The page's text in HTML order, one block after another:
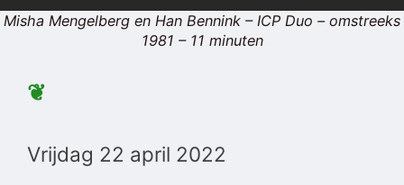
Misha Mengelberg en Han Bennink – ICP Duo – omstreeks
1981 – 11 minuten
❦
Vrijdag 22 april 2022